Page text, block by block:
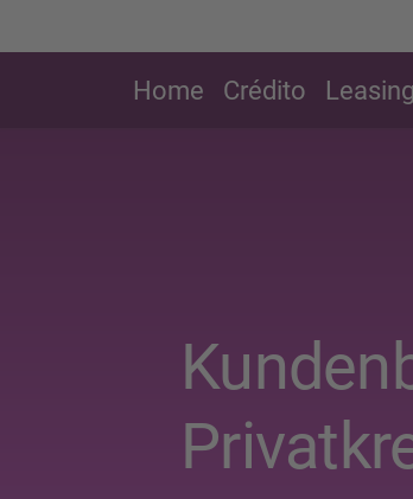
Home Crédito Leasing